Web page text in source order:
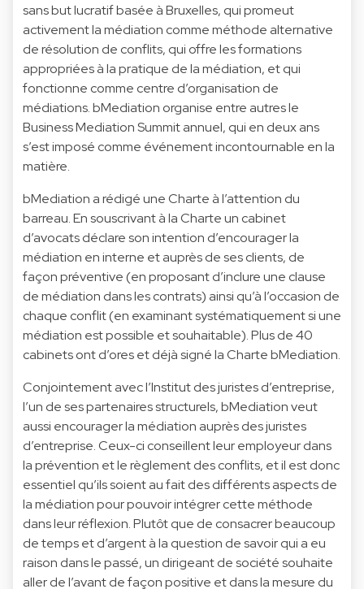
sans but lucratif basée à Bruxelles, qui promeut
activement la médiation comme méthode alternative
de résolution de conflits, qui offre les formations
appropriées à la pratique de la médiation, et qui
fonctionne comme centre d’organisation de
médiations. bMediation organise entre autres le
Business Mediation Summit annuel, qui en deux ans
s’est imposé comme événement incontournable en la
matière.
bMediation a rédigé une Charte à l’attention du
barreau. En souscrivant à la Charte un cabinet
d’avocats déclare son intention d’encourager la
médiation en interne et auprès de ses clients, de
façon préventive (en proposant d’inclure une clause
de médiation dans les contrats) ainsi qu’à l’occasion de
chaque conflit (en examinant systématiquement si une
médiation est possible et souhaitable). Plus de 40
cabinets ont d’ores et déjà signé la Charte bMediation.
Conjointement avec l’Institut des juristes d’entreprise,
l’un de ses partenaires structurels, bMediation veut
aussi encourager la médiation auprès des juristes
d’entreprise. Ceux-ci conseillent leur employeur dans
la prévention et le règlement des conflits, et il est donc
essentiel qu’ils soient au fait des différents aspects de
la médiation pour pouvoir intégrer cette méthode
dans leur réflexion. Plutôt que de consacrer beaucoup
de temps et d’argent à la question de savoir qui a eu
raison dans le passé, un dirigeant de société souhaite
aller de l’avant de façon positive et dans la mesure du